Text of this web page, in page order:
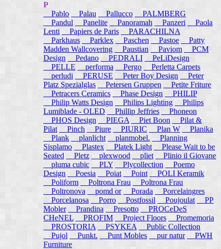
P
Pablo
Palau Pallucco
PALMBERG
Pandul
Panelite Panoramah Panzeri
Paola
Lenti
Papiers de Paris
PARACHILNA
Parkhaus
Parklex Paschen Pastoe
Patty
Madden Wallcovering
Paustian Paviom
PCM
Design
Pedano PEDRALI
PeLiDesign
PELLE
performa Pergo
Perletta Carpets
perludi
PERUSE Peter Boy Design
Peter
Platz Spezialglas
Petersen Gruppen
Petite Friture
Petracers Ceramics
Phase Design
PHILIP
Philip Watts Design
Philips Lighting
Philips
Lumiblade - OLED
Phillip Jeffries
Phoneon
PHOS Design
PIEGA Piet Boon
Pilat &
Pilat
Pinch Piure PIURIC Plan W
Planika
Plank
planlicht planmobel. Planning
Sisplamo
Plastex Platek Light
Please Wait to be
Seated
Pletz plexwood pliet
Plinio il Giovane
pluma cubic
PLY Plycollection
Poemo
Design
Poesia Poiat Point
POLI Keramik
Poliform
Poltrona Frau
Poltrona Frau
Poltronova
pomd or Porada
Porcelaingres
Porcelanosa
Porro Postfossil Poujoulat
PP
Mobler
Prandina Presotto
PROCeDeS
CHeNEL
PROFIM Project Floors
Promemoria
PROSTORIA
PSYKEA
Public Collection
Pujol
Punkt. Punt Mobles pur natur
PWH
Furniture